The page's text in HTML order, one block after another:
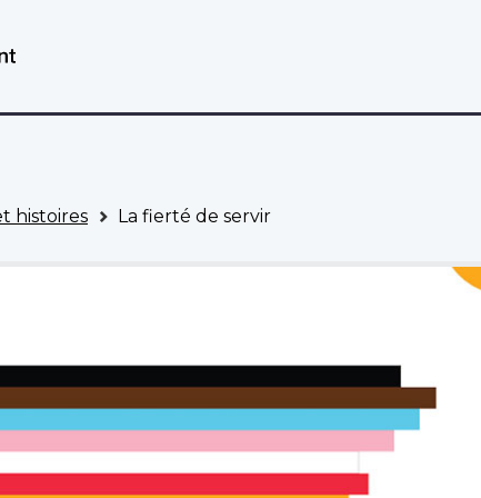
histoires La fierté de servir